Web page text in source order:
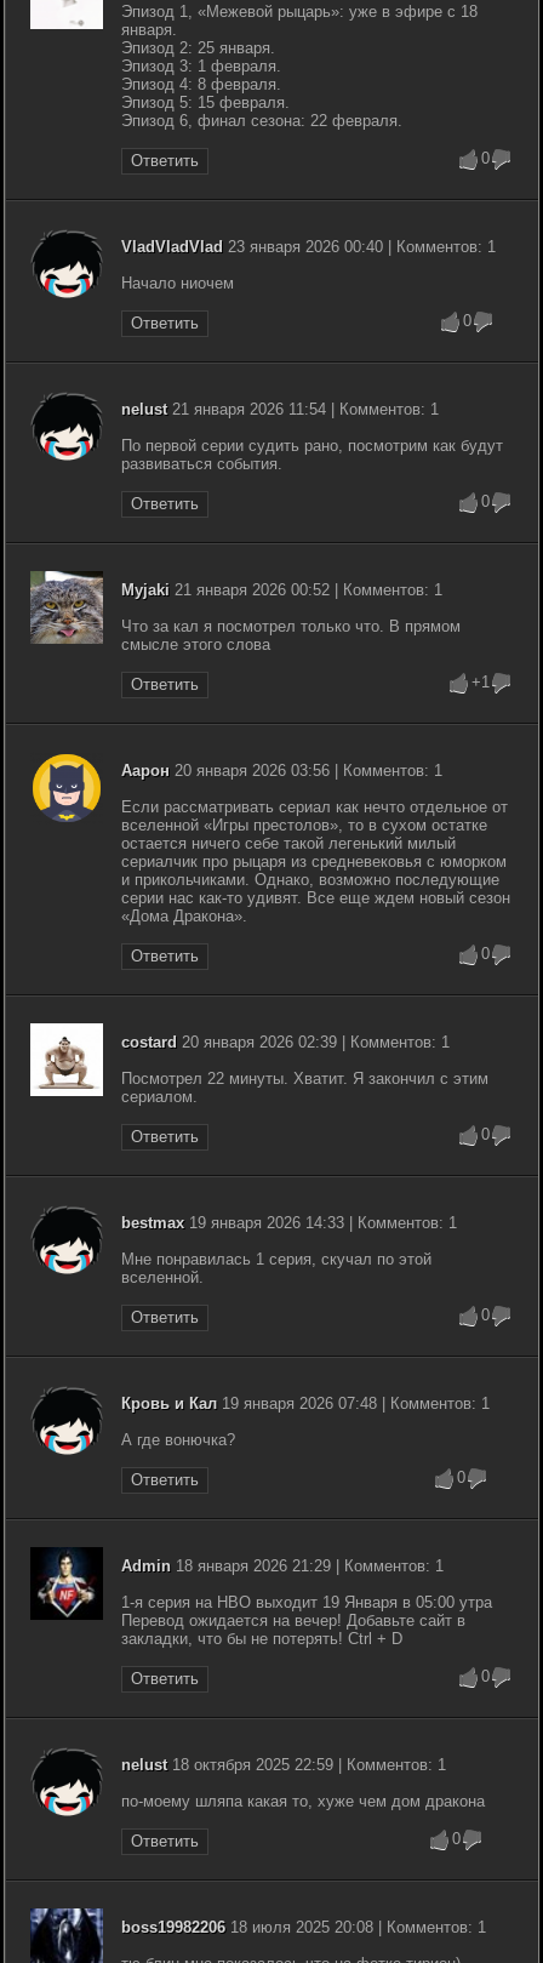
Эпизод 1, «Межевой рыцарь»: уже в эфире с 18
января.
Эпизод 2: 25 января.
Эпизод 3: 1 февраля.
Эпизод 4: 8 февраля.
Эпизод 5: 15 февраля.
Эпизод 6, финал сезона: 22 февраля.
Ответить 0
VladVladVlad 23 января 2026 00:40 | Комментов: 1
Начало ниочем
Ответить 0
nelust21 января 2026 11:54 | Комментов: 1
По первой серии судить рано, посмотрим как будут
развиваться события.
Ответить 0
Myjaki 21 января 2026 00:52 | Комментов: 1
Что за кал я посмотрел только что. В прямом
смысле этого слова
Ответить +1
Аарон 20 января 2026 03:56 | Комментов: 1
Если рассматривать сериал как нечто отдельное от
вселенной «Игры престолов», то в сухом остатке
остается ничего себе такой легенький милый
сериалчик про рыцаря из средневековья с юморком
и прикольчиками. Однако, возможно последующие
серии нас как-то удивят. Все еще ждем новый сезон
«Дома Дракона».
Ответить 0
costard 20 января 2026 02:39 | Комментов: 1
Посмотрел 22 минуты. Хватит. Я закончил с этим
сериалом.
Ответить 0
bestmax19 января 2026 14:33 | Комментов: 1
Мне понравилась 1 серия, скучал по этой
вселенной.
Ответить 0
Кровь и Кал 19 января 2026 07:48 | Комментов: 1
А где вонючка?
Ответить 0
Admin 18 января 2026 21:29 | Комментов: 1
1-я серия на HBO выходит 19 Января в 05:00 утра
Перевод ожидается на вечер! Добавьте сайт в
закладки, что бы не потерять! Ctrl + D
Ответить 0
nelust18 октября 2025 22:59 | Комментов: 1
по-моему шляпа какая то, хуже чем дом дракона
Ответить 0
boss1998220618 июля 2025 20:08 | Комментов: 1